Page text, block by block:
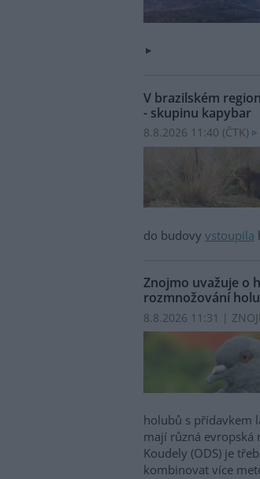
V brazilském
- skupinu kapybar
8.8.2026 11:40 (ČTK)
do budovy vstoupila
Znojmo uvažuje o
rozmnožování
8.8.2026 11:31 |
holubů s přídavkem
mají různá evropská
Koudely (ODS) je
kombinovat více